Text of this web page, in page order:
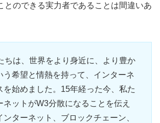
とのできる実力者であることは間違いあ
ちは、世界をより身近に、より豊か
う希望と情熱を持って、インターネ
を始めました。15年経った今、私た
ネットがW3分散になることを伝え
ンターネット、ブロックチェーン、